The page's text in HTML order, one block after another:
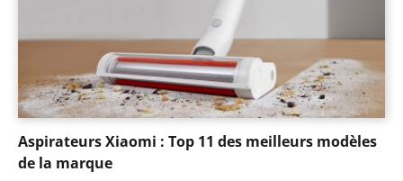
Aspirateurs Xiaomi : Top 11 des meilleurs modèles
de la marque